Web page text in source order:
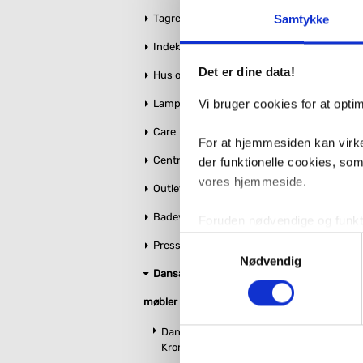
Samtykke
Det er dine data!
Vi bruger cookies for at
For at hjemmesiden kan
der funktionelle cookies,
vores hjemmeside.
med henblik på
VVS-Shoppen.dk bruger
Hvis du accepterer alle
Samtykkevalg
Nødvendig
Tagrender
Indeklima
Hus og Have
Lamper
Care
Centralstøvsuger
Outlet
Badeværelse makeover
Pressalit toiletsæder
Dansani bruseglas &
møbler
Dansani Match glas
Krom
Antal